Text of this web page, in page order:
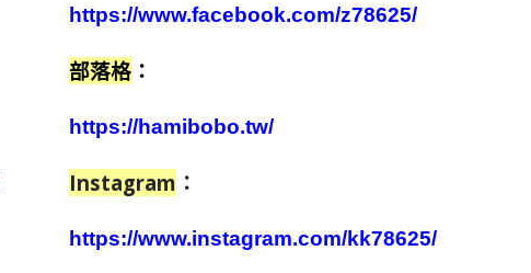
https://www.facebook.com/z78625/
部落格 ：
https://hamibobo.tw/
Instagram ：
https://www.instagram.com/kk78625/